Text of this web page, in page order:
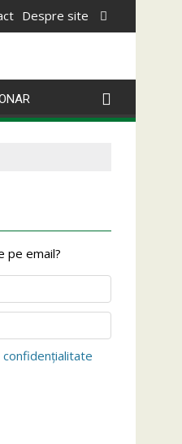
Despre site
pe email?
confidențialitate